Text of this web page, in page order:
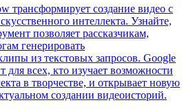
трансформирует создание видео с
интеллекта. Узнайте,
позволяет рассказчикам,
генерировать
из текстовых запросов. Google
для всех, кто изучает возможности
в творчестве, и открывает новую
создании видеоисторий.